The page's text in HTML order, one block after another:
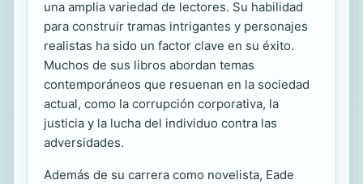
una amplia variedad de lectores. Su habilidad
para construir tramas intrigantes y personajes
realistas ha sido un factor clave en su éxito.
Muchos de sus libros abordan temas
contemporáneos que resuenan en la sociedad
actual, como la corrupción corporativa, la
justicia y la lucha del individuo contra las
adversidades.
Además de su carrera como novelista, Eade